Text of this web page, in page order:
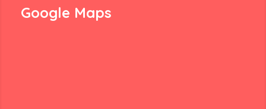
Google Maps